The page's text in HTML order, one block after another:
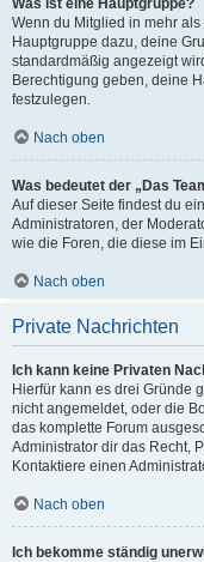
Was ist eine Hauptgruppe?
Wenn du Mitglied in mehr
Hauptgruppe dazu, deine
standardmäßig angezeigt
Berechtigung geben, deine
festzulegen.
Nach oben
Was bedeutet der „Das
Auf dieser Seite findest du
Administratoren, der
wie die Foren, die diese im
Nach oben
Private Nachrichten
Ich kann keine Privaten
Hierfür kann es drei Gründe
nicht angemeldet, oder die
das komplette Forum
Administrator dir das Recht,
Kontaktiere einen
Nach oben
Ich bekomme ständig